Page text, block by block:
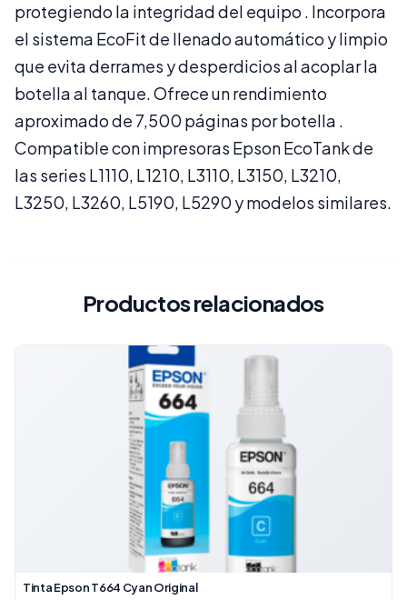
protegiendo la integridad del equipo . Incorpora
el sistema EcoFit de llenado automático y limpio
que evita derrames y desperdicios al acoplar la
botella al tanque. Ofrece un rendimiento
aproximado de 7,500 páginas por botella .
Compatible con impresoras Epson EcoTank de
las series L1110, L1210, L3110, L3150, L3210,
L3250, L3260, L5190, L5290 y modelos similares.
Productos relacionados
Tinta Epson T664 Cyan Original